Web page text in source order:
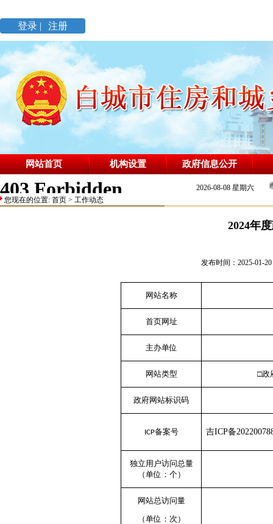
登录 | 注册
网站首页 机构设置 政府信息公开
2026-08-08 星期六说普通
您现在的位置: 首页 > 工作动态
2024年
发布时间：2025-01-
网站名称
首页网址
主办单位
网站类型 □
政府网站标识码
ICP备案号 吉ICP备
独立用户访问总量
（单位：个）
网站总访问量
（单位：次）